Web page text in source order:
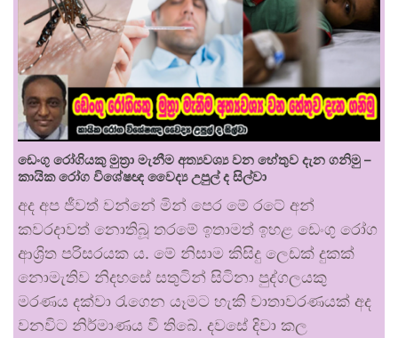
ඩෙංගු රෝගියකු ⁣මුත්‍රා මැනීම අත්‍යවශ්‍ය වන හේතුව දැන ගනිමු –
කායික රෝග විශේෂඥ වෛද්‍ය උපුල් ද සිල්වා
අද අප ජීවත් වන්නේ මින් පෙර මේ රටේ අන්
කවරදාවත් නොතිබූ තරමේ ඉතාමත් ඉහළ ඩෙංගු රෝග
ආශ්‍රිත පරිසරයක ය. මේ නිසාම කිසිදු ලෙඩක් දුකක්
නොමැතිව නිදහසේ සතුටින් සිටිනා පුද්ගලයකු
මරණය දක්වා රැගෙන යෑමට හැකි වාතාවරණයක් අද
වනවිට නිර්මාණය වී තිබේ. දවසේ දිවා කල